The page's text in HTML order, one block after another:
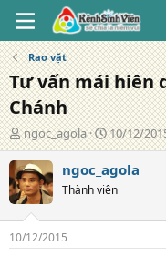
Rao vặt
Tư vấn mái hiên
Chánh
T
á
c
g
i
ả
ngoc_agola
N
g
à
y
đ
g
10/12/
ngoc_agola
Thành viên
10/12/2015